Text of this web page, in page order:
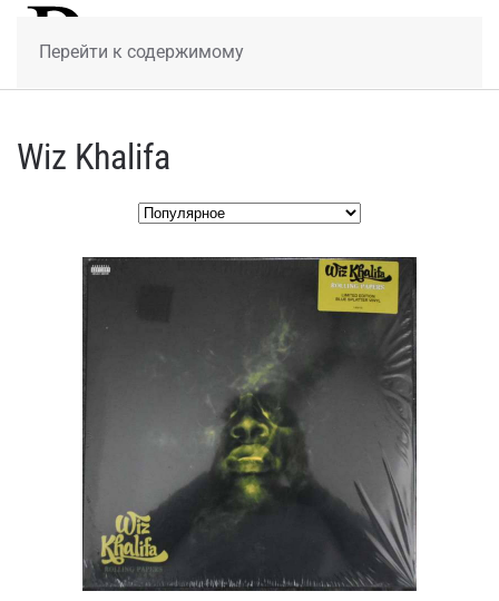
Перейти к содержимому
Wiz Khalifa